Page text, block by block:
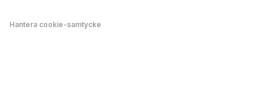
Hantera cookie-samtycke